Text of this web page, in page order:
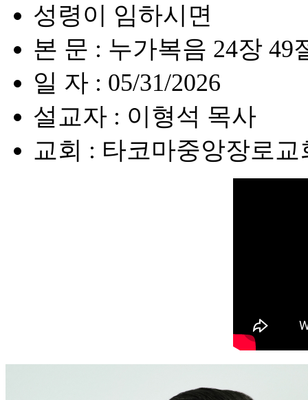
성령이 임하시면
본 문 : 누가복음 24장 49
일 자 : 05/31/2026
설교자 : 이형석 목사
교회 : 타코마중앙장로교